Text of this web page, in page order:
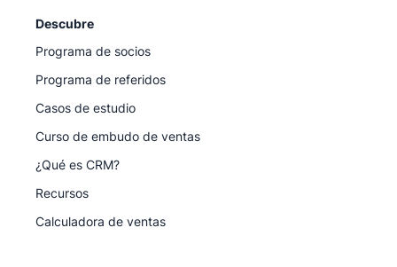
Descubre
Programa de socios
Programa de referidos
Casos de estudio
Curso de embudo de ventas
¿Qué es CRM?
Recursos
Calculadora de ventas